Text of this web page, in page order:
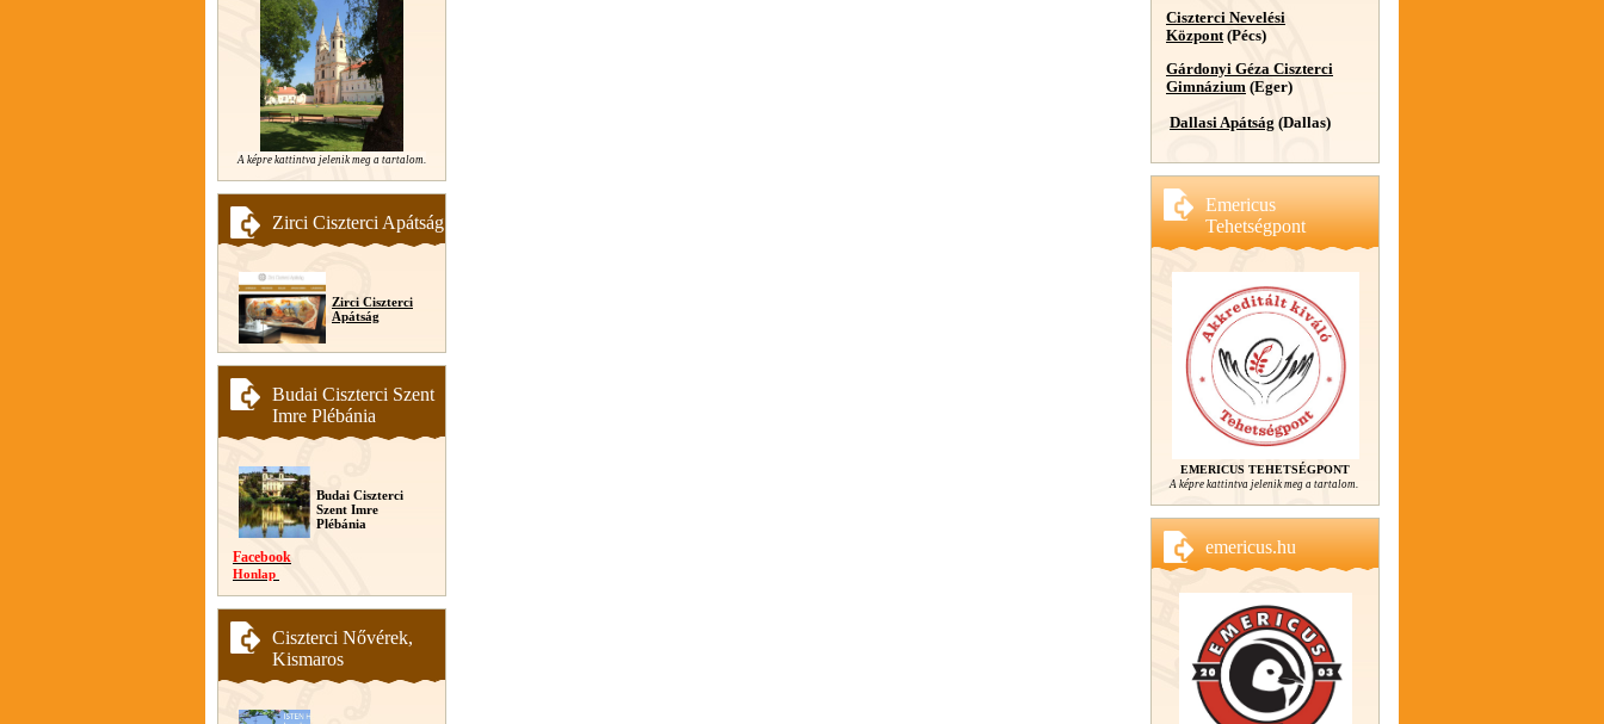
A képre kattintva jelenik meg a tartalom.
Zirci Ciszterci Apátság
Zirci Ciszterci
Apátság
Budai Ciszterci Szent
Imre Plébánia
Budai Ciszterci
Szent Imre
Plébánia
Facebook
Honlap
Ciszterci Nővérek,
Kismaros
Ciszterci Nevelési
Központ(Pécs)
Gárdonyi Géza Ciszterci
Gimnázium (Eger)
Dallasi Apátság (Dallas)
Emericus
Tehetségpont
EMERICUS TEHETSÉGPONT
A képre kattintva jelenik meg a tartalom.
emericus.hu